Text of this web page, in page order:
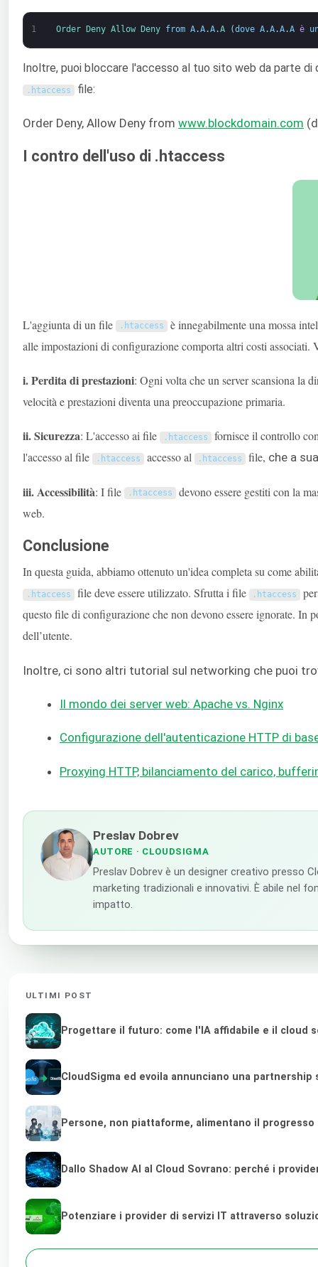
1 Order Deny Allow Deny from A.A.A.A (dove A.A.A.A è
Inoltre, puoi bloccare l'accesso al tuo sito web da parte di
. htaccess file:
Order Deny, Allow Deny from www.blockdomain.com
I contro dell'uso di .htaccess
L'aggiunta di un file . htaccess è innegabilmente una mossa
alle impostazioni di configurazione comporta altri costi
i. Perdita di prestazioni: Ogni volta che un server scansiona la
velocità e prestazioni diventa una preoccupazione primaria.
ii. Sicurezza: L'accesso ai file . htaccess fornisce il controllo
l'accesso al file
. htaccess accesso al . htaccess file, che a
iii. Accessibilità: I file . htaccess devono essere gestiti con la
web.
Conclusione
In questa guida, abbiamo ottenuto un'idea completa su come
. htaccess file deve essere utilizzato. Sfrutta i file . htaccess
questo file di configurazione che non devono essere ignorate. In
dell’utente.
Inoltre, ci sono altri tutorial sul networking che puoi
Il mondo dei server web: Apache vs. Nginx
Configurazione dell'autenticazione HTTP di
Proxying HTTP, bilanciamento del carico,
Preslav Dobrev
AUTORE · CLOUDSIGMA
Preslav Dobrev è un designer creativo presso
marketing tradizionali e innovativi. È abile nel
impatto.
ULTIMI POST
Progettare il futuro: come l'IA affidabile e il cloud
CloudSigma ed evoila annunciano una
Persone, non piattaforme, alimentano il progresso
Dallo Shadow AI al Cloud Sovrano: perché i
Potenziare i provider di servizi IT attraverso